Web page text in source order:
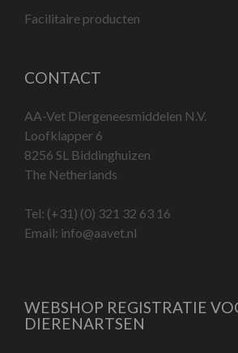
Facilitaire producten
CONTACT
AA-Vet Diergeneesmiddelen N.V.
Loofklapper 6
8256 SL Biddinghuizen
The Netherlands
Tel: (+31) (0) 321 32 63 16
Email: info@aavet.nl
WEBSHOP REGISTRATIE
DIERENARTSEN